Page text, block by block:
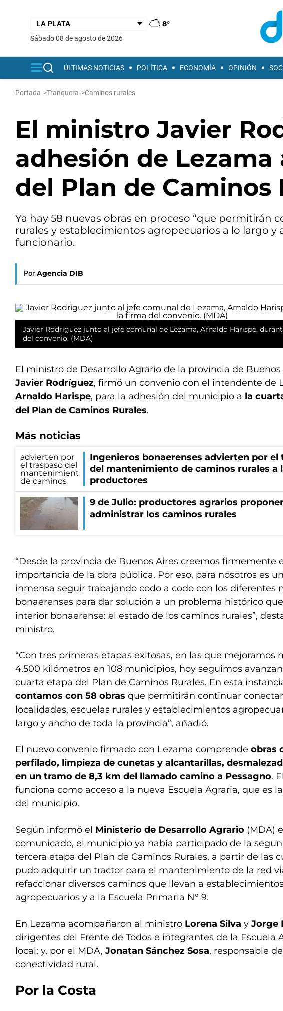
8°
sábado 08 de agosto de 2026
ÚLTIMAS NOTICIAS POLÍTICA ECONOMÍA OPINIÓN
Portada >Tranquera >Caminos rurales
El ministro Javier
adhesión de
del Plan de Caminos
Ya hay 58 nuevas obras en proceso “que permitirán
rurales y establecimientos agropecuarios a lo largo
funcionario.
Por Agencia DIB
Javier Rodríguez junto al jefe comunal de Lezama, Arnaldo Harispe,
del convenio. (MDA)
El ministro de Desarrollo Agrario de la provincia de Buenos
Javier Rodríguez, firmó un convenio con el intendente de
Arnaldo Harispe, para la adhesión del municipio a la
del Plan de Caminos Rurales.
Más noticias
Ingenieros bonaerenses advierten por el
del mantenimiento de caminos rurales a
productores
9 de Julio: productores agrarios
administrar los caminos rurales
“Desde la provincia de Buenos Aires creemos firmemente
importancia de la obra pública. Por eso, para nosotros es
inmensa seguir trabajando codo a codo con los diferentes
bonaerenses para dar solución a un problema histórico
interior bonaerense: el estado de los caminos rurales”,
ministro.
“Con tres primeras etapas exitosas, en las que mejoramos
4.500 kilómetros en 108 municipios, hoy seguimos
cuarta etapa del Plan de Caminos Rurales. En esta
contamos con 58 obras que permitirán continuar
localidades, escuelas rurales y establecimientos
largo y ancho de toda la provincia”, añadió.
El nuevo convenio firmado con Lezama comprende obras
perfilado, limpieza de cunetas y alcantarillas,
en un tramo de 8,3 km del llamado camino a Pessagno.
funciona como acceso a la nueva Escuela Agraria, que es
del municipio.
Según informó el Ministerio de Desarrollo Agrario (MDA)
comunicado, el municipio ya había participado de la
tercera etapa del Plan de Caminos Rurales, a partir de las
pudo adquirir un tractor para el mantenimiento de la red
refaccionar diversos caminos que llevan a
agropecuarios y a la Escuela Primaria N° 9.
En Lezama acompañaron al ministro Lorena Silva y Jorge
dirigentes del Frente de Todos e integrantes de la Escuela
local; y, por el MDA, Jonatan Sánchez Sosa, responsable
conectividad rural.
Por la Costa